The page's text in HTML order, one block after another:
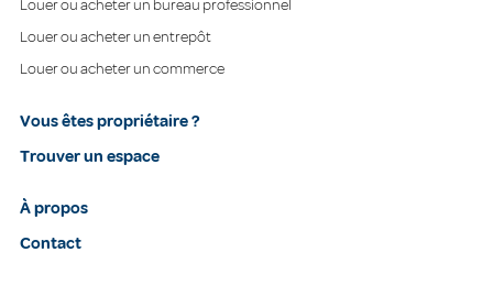
Louer ou acheter un bureau professionnel
Louer ou acheter un entrepôt
Louer ou acheter un commerce
Vous êtes propriétaire ?
Trouver un espace
À propos
Contact